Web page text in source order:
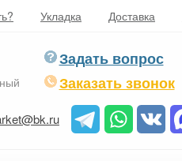
Укладка Доставка
Задать вопрос
Заказать звонок